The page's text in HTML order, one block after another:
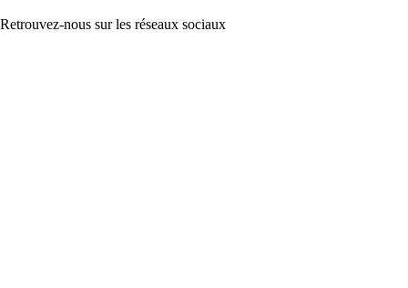
Retrouvez-nous sur les réseaux sociaux